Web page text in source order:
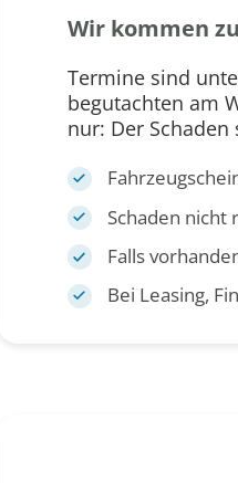
Wir kommen
Termine sind
begutachten am
nur: Der
Schaden nicht
Falls
Bei Leasing,